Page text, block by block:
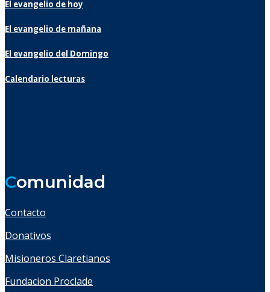
El evangelio de hoy
El evangelio de mañana
El evangelio del Domingo
Calendario lecturas
Comunidad
Contacto
Donativos
Misioneros Claretianos
Fundacion Proclade